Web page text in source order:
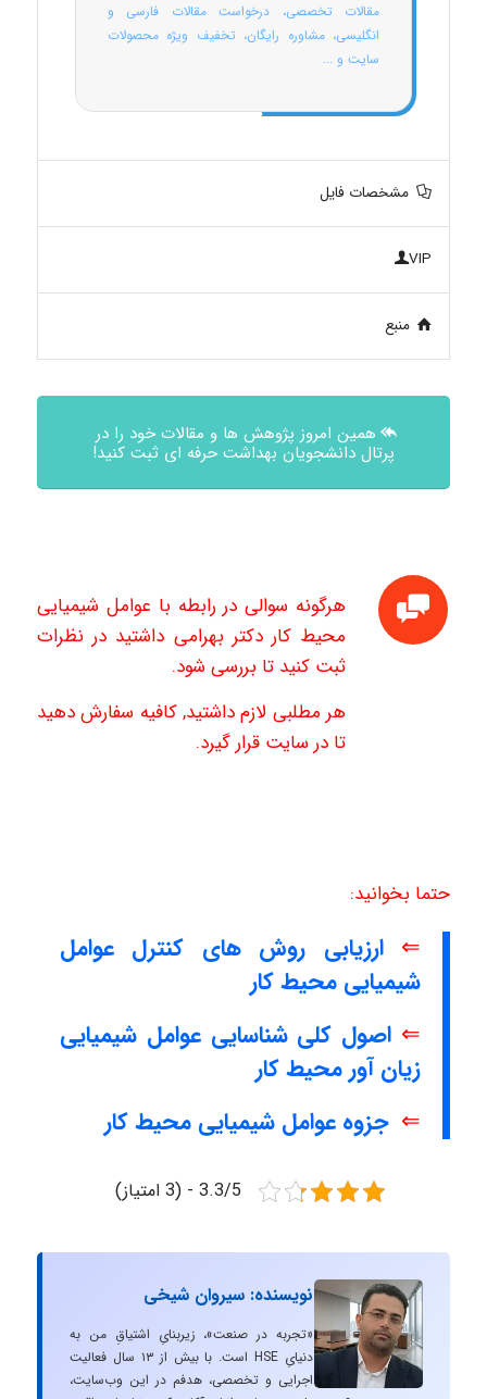
مقالات تخصصی، درخواست مقالات فارسی و
انگلیسی، مشاوره رایگان، تخفیف ویژه محصولات
سایت و ...
مشخصات فایل
VIP
منبع
همین امروز پژوهش ها و مقالات خود را در
پرتال دانشجویان بهداشت حرفه ای ثبت کنید!
هرگونه سوالی در رابطه با عوامل شیمیایی
محیط کار دکتر بهرامی داشتید در نظرات
ثبت کنید تا بررسی شود.
هر مطلبی لازم داشتید, کافیه سفارش دهید
تا در سایت قرار گیرد.
حتما بخوانید:
⇐ارزیابی روش های کنترل عوامل
شیمیایی محیط کار
⇐ اصول کلی شناسایی عوامل شیمیایی
زیان آور محیط کار
⇐ جزوه عوامل شیمیایی محیط کار
3.3/5 - (3 امتیاز)
نویسنده: سیروان شیخی
«تجربه در صنعت»، زیربنایِ اشتیاقِ من به
دنیایِ HSE است. با بیش از ۱۳ سال فعالیت
اجرایی و تخصصی، هدفم در این وب‌سایت،